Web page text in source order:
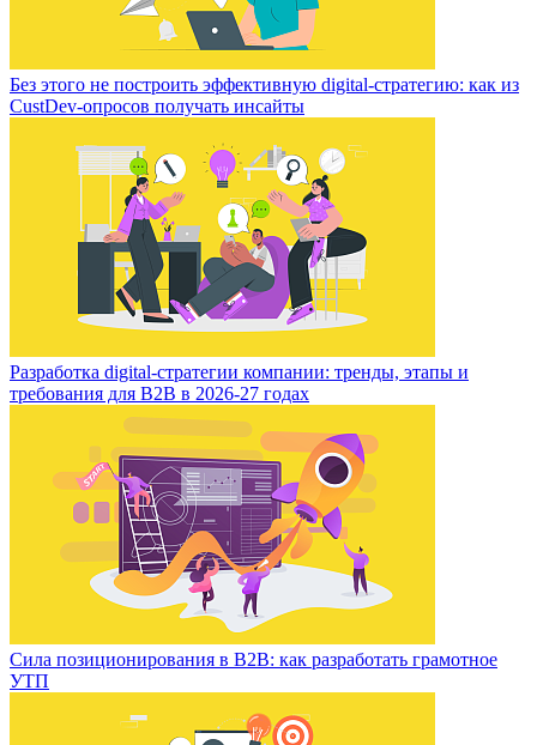
Без этого не построить эффективную digital-стратегию: как из
CustDev-опросов получать инсайты
Разработка digital-стратегии компании: тренды, этапы и
требования для B2B в 2026-27 годах
Сила позиционирования в B2B: как разработать грамотное
УТП